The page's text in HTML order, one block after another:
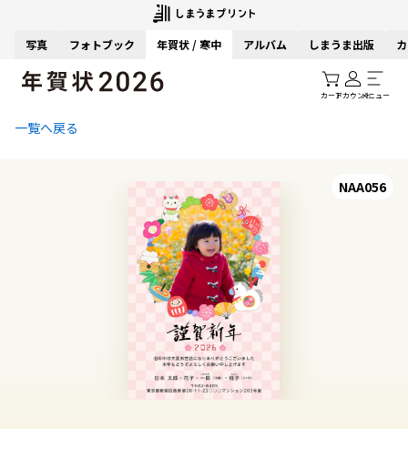
写真 フォトブック 年賀状 / 寒中 アルバム しまうま出版
カートアカウントメニュー
一覧へ戻る
NAA056